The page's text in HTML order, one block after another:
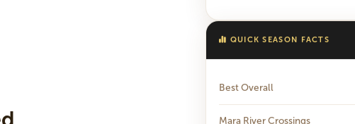
QUICK SEASON FACTS
Best Overall
Mara River Crossings